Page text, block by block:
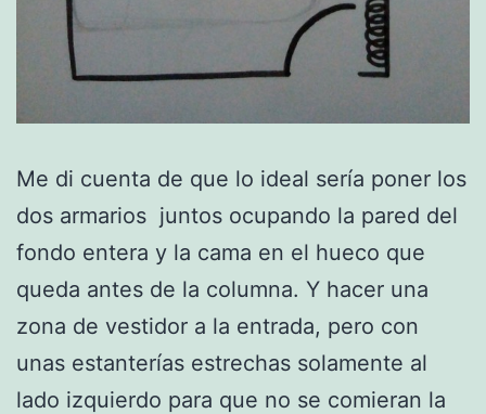
Me di cuenta de que lo ideal sería poner los
dos armarios juntos ocupando la pared del
fondo entera y la cama en el hueco que
queda antes de la columna. Y hacer una
zona de vestidor a la entrada, pero con
unas estanterías estrechas solamente al
lado izquierdo para que no se comieran la